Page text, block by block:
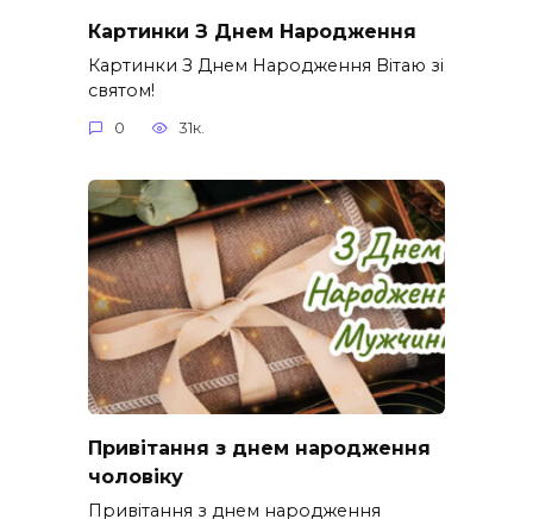
Картинки З Днем Народження
Картинки З Днем Народження Вітаю зі
святом!
0 31к.
Привітання з днем народження
чоловіку
Привітання з днем народження